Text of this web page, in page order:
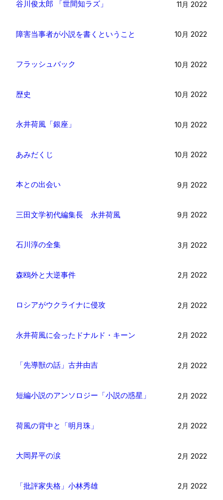
谷川俊太郎 「世間知ラズ」 11月 2022
障害当事者が小説を書くということ 10月 2022
フラッシュバック 10月 2022
歴史 10月 2022
永井荷風「銀座」 10月 2022
あみだくじ 10月 2022
本との出会い 9月 2022
三田文学初代編集長 永井荷風 9月 2022
石川淳の全集 3月 2022
森鴎外と大逆事件 2月 2022
ロシアがウクライナに侵攻 2月 2022
永井荷風に会ったドナルド・キーン 2月 2022
「先導獣の話」古井由吉 2月 2022
短編小説のアンソロジー「小説の惑星」 2月 2022
荷風の背中と「明月珠」 2月 2022
大岡昇平の涙 2月 2022
「批評家失格」小林秀雄 2月 2022